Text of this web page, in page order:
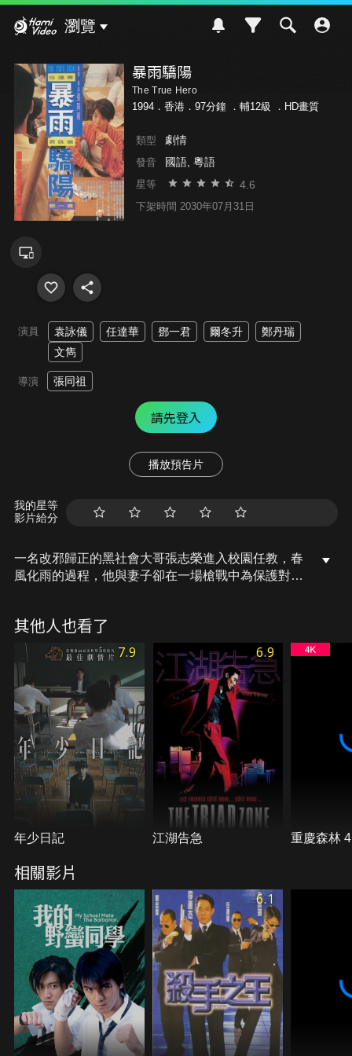
瀏覽
暴雨驕陽
The True Hero
1994．香港．97分鐘 ． 輔12級 ．HD畫質
類型 劇情
發音 國語, 粵語
星等 4.6
下架時間 2030年07月31日
演員 袁詠儀 任達華 鄧一君 爾冬升
鄭丹瑞
文雋
導演 張同祖
請先登入
播放預告片
我的星等
影片給分
一名改邪歸正的黑社會大哥張志榮進入校園任教，春
風化雨的過程，他與妻子卻在一場槍戰中為保護對方
其他人也看了
7.9
年少日記
6.9
江湖告急 重慶森林
相關影片
6.1